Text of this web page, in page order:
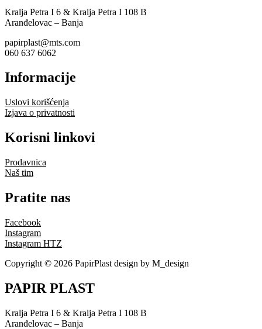
Kralja Petra I 6 & Kralja Petra I 108 B
Aranđelovac – Banja
papirplast@mts.com
060 637 6062
Informacije
Uslovi korišćenja
Izjava o privatnosti
Korisni linkovi
Prodavnica
Naš tim
Pratite nas
Facebook
Instagram
Instagram HTZ
Copyright © 2026 PapirPlast design by M_design
PAPIR PLAST
Kralja Petra I 6 & Kralja Petra I 108 B
Aranđelovac – Banja